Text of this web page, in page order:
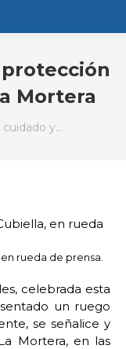
Mortera
cuidado y…
rueda de prensa.
celebrada esta
un ruego
se señalice y
Mortera, en las